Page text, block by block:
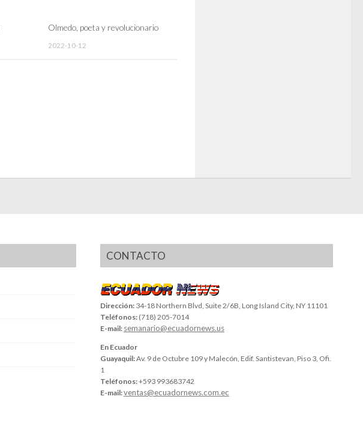
Olmedo, poeta y revolucionario
2022-10-12
CONTACTO
Dirección: 34-18 Northern Blvd, Suite 2/6B, Long Island City, NY 11101
Teléfonos: (718) 205-7014
E-mail: semanario@ecuadornews.us
En Ecuador
Guayaquil:Av. 9 de Octubre 109 y Malecón, Edif. Santistevan, Piso 3, Ofi.
1
Teléfonos:+593 993683742
E-mail:ventas@ecuadornews.com.ec